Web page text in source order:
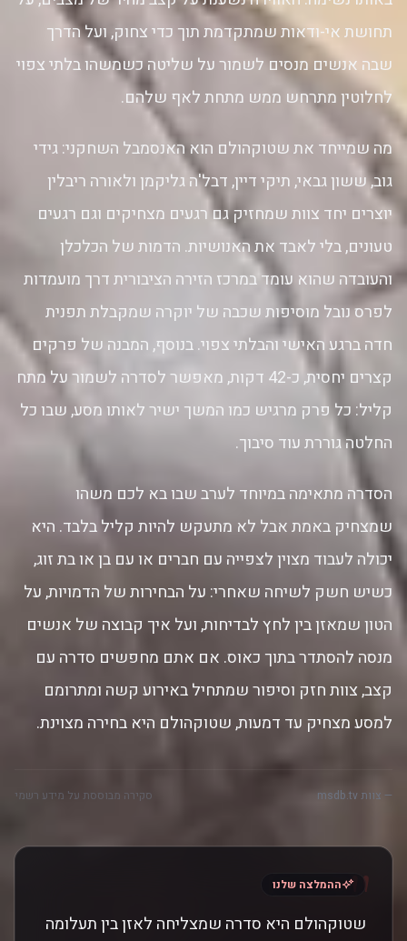
תחושת אי-ודאות שמתקדמת תוך כדי צחוק, ועל הדרך
שבה אנשים מנסים לשמור על שליטה כשמשהו בלתי צפוי
לחלוטין מתרחש ממש מתחת לאף שלהם.
מה שמייחד את שטוקהולם הוא האנסמבל השחקני: גידי
גוב, ששון גבאי, תיקי דיין, דבל'ה גליקמן ולאורה ריבלין
יוצרים יחד צוות שמחזיק גם רגעים מצחיקים וגם רגעים
טעונים, בלי לאבד את האנושיות. הדמות של הכלכלן
והעובדה שהוא עומד במרכז הזירה הציבורית דרך מועמדות
לפרס נובל מוסיפות שכבה של יוקרה שמקבלת תפנית
חדה ברגע האישי והבלתי צפוי. בנוסף, המבנה של פרקים
קצרים יחסית, כ-42 דקות, מאפשר לסדרה לשמור על מתח
קליל: כל פרק מרגיש כמו המשך ישיר לאותו מסע, שבו כל
החלטה גוררת עוד סיבוך.
הסדרה מתאימה במיוחד לערב שבו בא לכם משהו
שמצחיק באמת אבל לא מתעקש להיות קליל בלבד. היא
יכולה לעבוד מצוין לצפייה עם חברים או עם בן או בת זוג,
כשיש חשק לשיחה שאחרי: על הבחירות של הדמויות, על
הטון שמאזן בין לחץ לבדיחות, ועל איך קבוצה של אנשים
מנסה להסתדר בתוך כאוס. אם אתם מחפשים סדרה עם
קצב, צוות חזק וסיפור שמתחיל באירוע קשה ומתרומם
למסע מצחיק עד דמעות, שטוקהולם היא בחירה מצוינת.
— צוות msdb.tv סקירה מבוססת על מידע רשמי
" ההמלצה שלנו
שטוקהולם היא סדרה שמצליחה לאזן בין תעלומה